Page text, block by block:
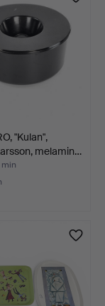
"Kulan",
melamin…